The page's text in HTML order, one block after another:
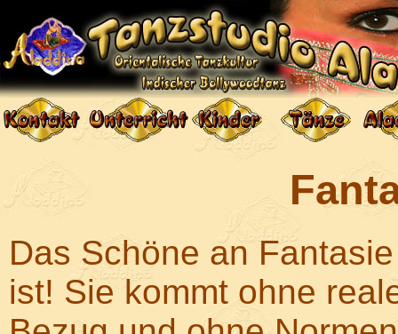
Das Schöne an
ist! Sie kommt ohne